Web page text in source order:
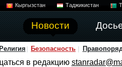
Кыргызстан Таджикистан
Новости
Религия Безопасность
в редакцию